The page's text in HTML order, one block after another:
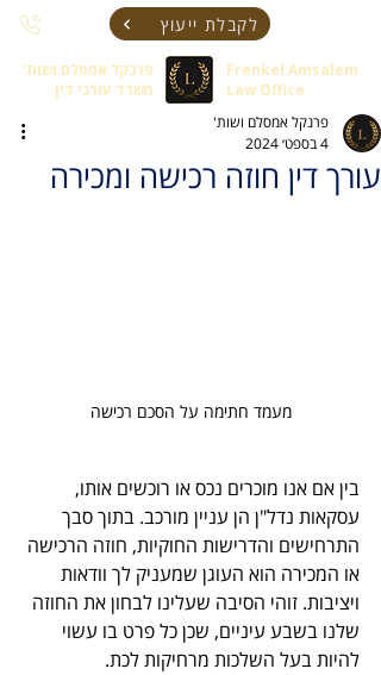
לקבלת ייעוץ
פרנקל אמסלם ושות'
משרד עורכי דין
Frenkel Amsalem
Law Office
עורך דין חוזה רכישה ומכירה
פרנקל אמסלם ושות'
4 בספט׳ 2024
מעמד חתימה על הסכם רכישה
בין אם אנו מוכרים נכס או רוכשים אותו,
עסקאות נדל"ן הן עניין מורכב. בתוך סבך
התרחישים והדרישות החוקיות, חוזה הרכישה
או המכירה הוא העוגן שמעניק לך וודאות
ויציבות. זוהי הסיבה שעלינו לבחון את החוזה
שלנו בשבע עיניים, שכן כל פרט בו עשוי
להיות בעל השלכות מרחיקות לכת.